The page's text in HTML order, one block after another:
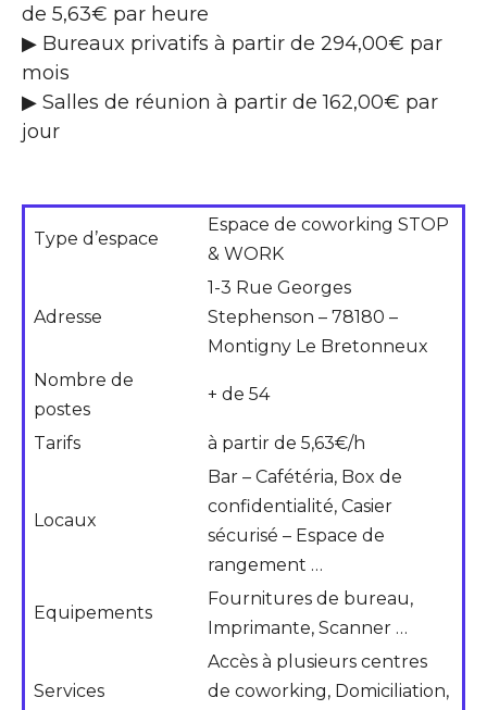
de 5,63€ par heure
▶ Bureaux privatifs à partir de 294,00€ par
mois
▶ Salles de réunion à partir de 162,00€ par
jour
Type d’espace
Espace de coworking STOP
& WORK
Adresse
1-3 Rue Georges
Stephenson – 78180 –
Montigny Le Bretonneux
Nombre de
postes
+ de 54
Tarifs à partir de 5,63€/h
Locaux
Bar – Cafétéria, Box de
confidentialité, Casier
sécurisé – Espace de
rangement …
Equipements
Fournitures de bureau,
Imprimante, Scanner …
Services
Accès à plusieurs centres
de coworking, Domiciliation,